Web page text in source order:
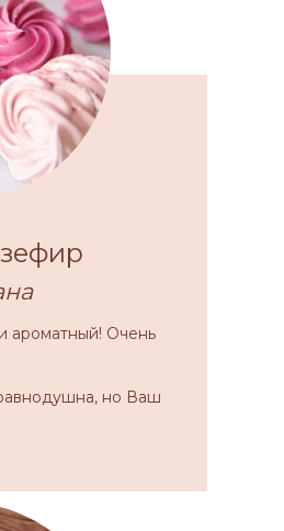
ароматный! Очень
но Ваш